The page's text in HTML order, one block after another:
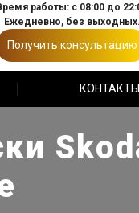
работы: с 08:00 до
Ежедневно, без выходных.
Получить консультацию
КОНТАКТЫ